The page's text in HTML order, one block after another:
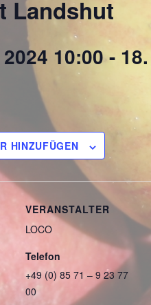
Landshut
10:00-
HINZUFÜGEN
VERANSTALTER
LOCO
Telefon
+49 (0) 85 71 – 9 23 77
00